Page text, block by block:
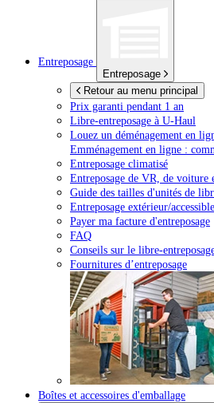
Entreposage
Entreposage
Retour au menu principal
Prix garanti pendant 1 an
Libre-entreposage à U-Haul
Louez un déménagement en
Emménagement en ligne :
Entreposage climatisé
Entreposage de VR, de voiture
Guide des tailles d'unités de
Entreposage extérieur/
Payer ma facture d'entreposage
FAQ
Conseils sur le libre-
Fournitures d’entreposage
Boîtes et accessoires d'emballage